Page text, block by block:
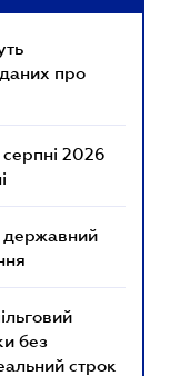
про
2026
державний
без
строк